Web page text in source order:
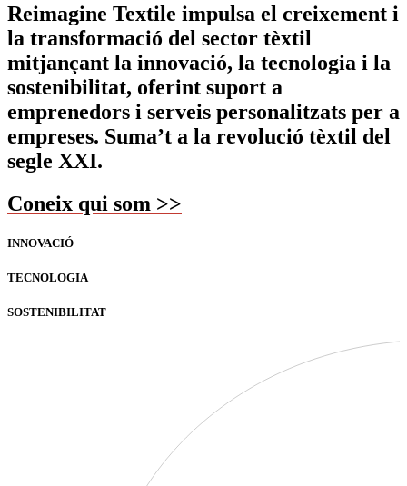
Reimagine Textile impulsa el creixement i
la transformació del sector tèxtil
mitjançant la innovació, la tecnologia i la
sostenibilitat, oferint suport a
emprenedors i serveis personalitzats per a
empreses. Suma’t a la revolució tèxtil del
segle XXI.
Coneix qui som >>
INNOVACIÓ
TECNOLOGIA
SOSTENIBILITAT